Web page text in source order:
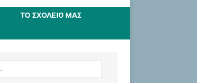
ΤΟ ΣΧΟΛΕΙΟ ΜΑΣ